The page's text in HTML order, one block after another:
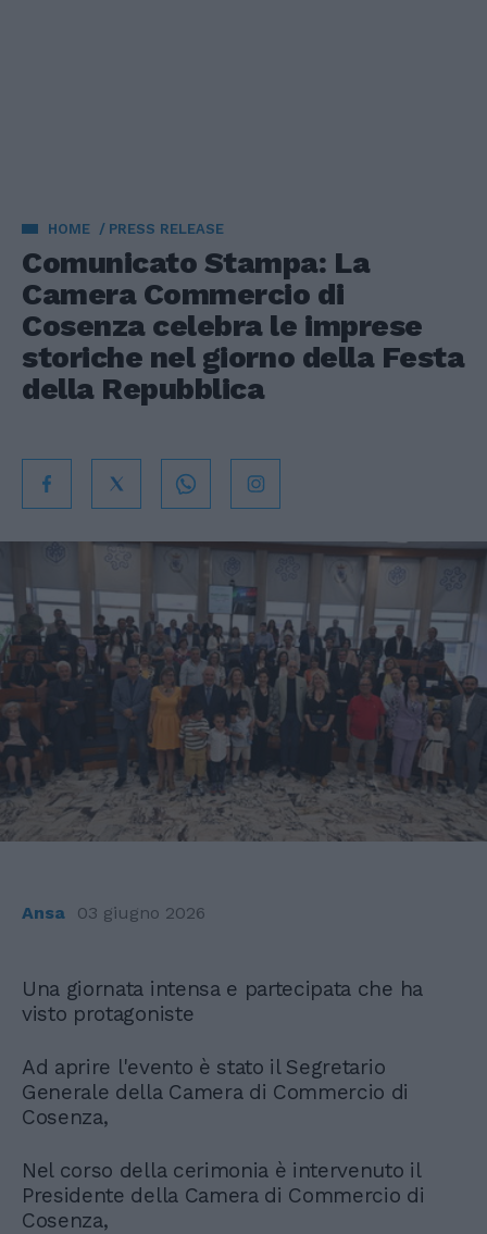
HOME PRESS RELEASE
Comunicato Stampa: La
Camera Commercio di
Cosenza celebra le imprese
storiche nel giorno della Festa
della Repubblica
Ansa 03 giugno 2026
Una giornata intensa e partecipata che ha
visto protagoniste
Ad aprire l'evento è stato il Segretario
Generale della Camera di Commercio di
Cosenza,
Nel corso della cerimonia è intervenuto il
Presidente della Camera di Commercio di
Cosenza,